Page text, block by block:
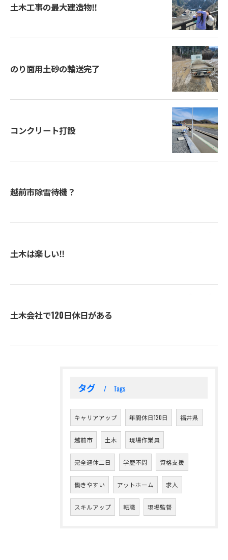
土木工事の最大建造物‼️
のり面用土砂の輸送完了
コンクリート打設
越前市除雪待機？
土木は楽しい‼️
土木会社で120日休日がある
タグ Tags
キャリアアップ 年間休日120日 福井県
越前市 土木 現場作業員
完全週休二日 学歴不問 資格支援
働きやすい アットホーム 求人
スキルアップ 転職 現場監督